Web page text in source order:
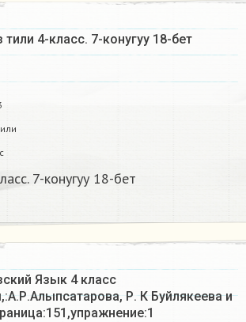
4-класс. 7-конугуу 18-бет
7-конугуу 18-бет
Язык 4 класс
Р. К Буйлякеева и